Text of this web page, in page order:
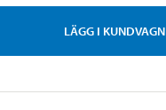
LÄGG I KUNDVAGN